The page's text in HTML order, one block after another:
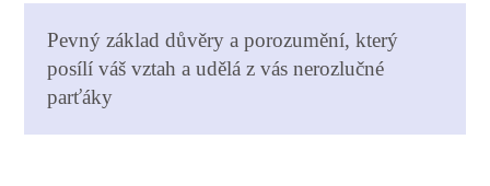
Pevný základ důvěry a porozumění, který
posílí váš vztah a udělá z vás nerozlučné
parťáky